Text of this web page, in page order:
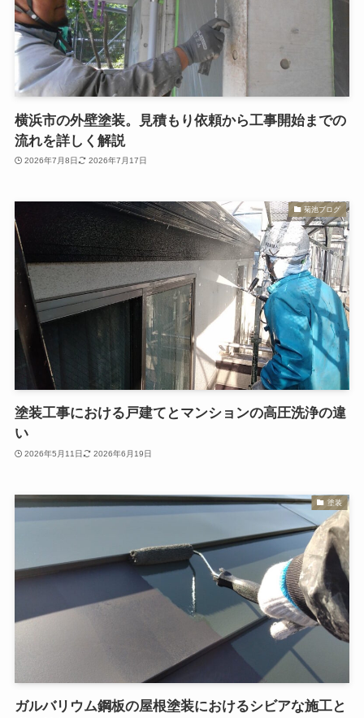
横浜市の外壁塗装。見積もり依頼から工事開始までの
流れを詳しく解説
2026年7月8日 2026年7月17日
菊池ブログ
塗装工事における戸建てとマンションの高圧洗浄の違
い
2026年5月11日 2026年6月19日
塗装
ガルバリウム鋼板の屋根塗装におけるシビアな施工と